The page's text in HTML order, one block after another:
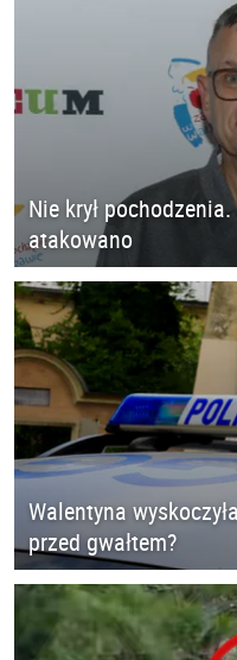
Nie krył
atakowano
Walentyna
przed gwałtem?